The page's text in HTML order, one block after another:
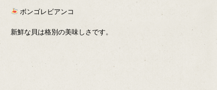
ボンゴレビアンコ
新鮮な貝は格別の美味しさです。